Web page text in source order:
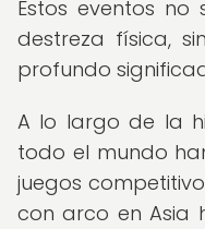
Estos eventos
destreza física,
profundo
A lo largo de la
todo el mundo
juegos
con arco en Asia